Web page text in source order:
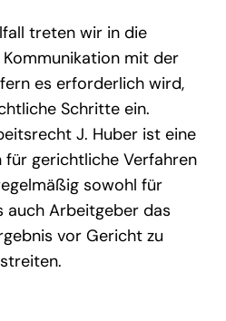
treten wir in die
mit der
es erforderlich wird,
Schritte ein.
J. Huber ist eine
für gerichtliche Verfahren
sowohl für
auch Arbeitgeber das
vor Gericht zu